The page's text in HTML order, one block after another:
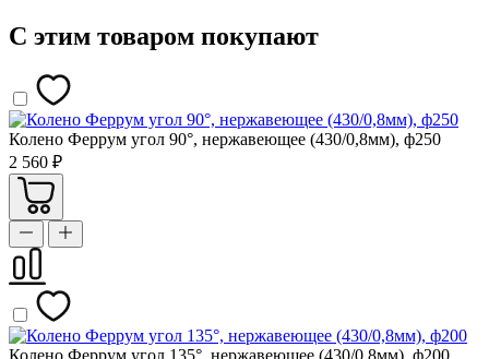
С этим товаром покупают
Колено Феррум угол 90°, нержавеющее (430/0,8мм), ф250
2 560 ₽
Колено Феррум угол 135°, нержавеющее (430/0,8мм), ф200